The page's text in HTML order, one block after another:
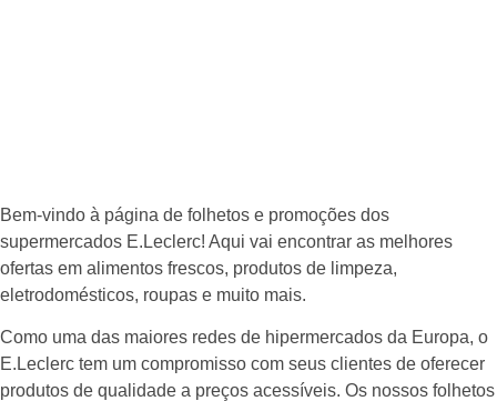
Bem-vindo à página de folhetos e promoções dos
supermercados E.Leclerc! Aqui vai encontrar as melhores
ofertas em alimentos frescos, produtos de limpeza,
eletrodomésticos, roupas e muito mais.
Como uma das maiores redes de hipermercados da Europa, o
E.Leclerc tem um compromisso com seus clientes de oferecer
produtos de qualidade a preços acessíveis. Os nossos folhetos